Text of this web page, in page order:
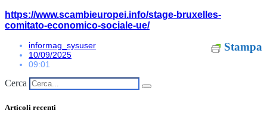
https://www.scambieuropei.info/stage-bruxelles-
comitato-economico-sociale-ue/
Stampa
informag_sysuser
10/09/2025
09:01
Cerca
Articoli recenti